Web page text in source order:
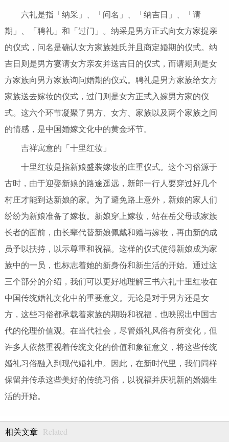
六礼是指「纳采」、「问名」、「纳吉日」、「请
期」、「聘礼」和「过门」。纳采是男方正式向女方家提亲
的仪式，问名是确认女方家族姓氏并且商定婚期的仪式。纳
吉日则是男方宴请女方亲友并送吉日的仪式，而请期则是女
方家族向男方家族询问婚期的仪式。聘礼是男方家族给女方
家族送去嫁妆的仪式，过门则是女方正式入嫁男方家的仪
式。这六个环节凝聚了男方、女方、家族以及两个家族之间
的情感，是中国婚嫁文化中的黄金环节。
吉祥寓意的「十里红妆」
十里红妆是指新娘盛装嫁妆的庄重仪式。这个习俗源于
古时，由于迎娶新娘的路途遥远，新郎一行人要穿过好几个
村庄才能到达新娘的家。为了避免路上意外，新娘的家人们
纷纷为新娘准备了嫁妆。新娘穿上嫁妆，站在岳父母或家族
长者的面前，由长辈代替新娘佩戴和赠与嫁妆，再由新的成
员予以扶持，以示尊重和祝福。这样的仪式使得新娘成为家
族中的一员，也标志着她的新身份和新生活的开始。通过这
三个部分的介绍，我们可以更好地理解三书六礼十里红妆在
中国传统婚礼文化中的重要意义。无论是对于男方还是女
方，这些习俗都承载着家族的期盼和祝福，也映照出中国古
代的伦理价值观。在当代社会，尽管婚礼风俗有所变化，但
许多人依然重视着传统文化的价值和象征意义，将这些传统
婚礼习俗融入到现代婚礼中。因此，在新时代里，我们同样
保留并传承这些美好的传统习俗，以祝福并庆祝新的婚姻生
活的开始。
相关文章 Related